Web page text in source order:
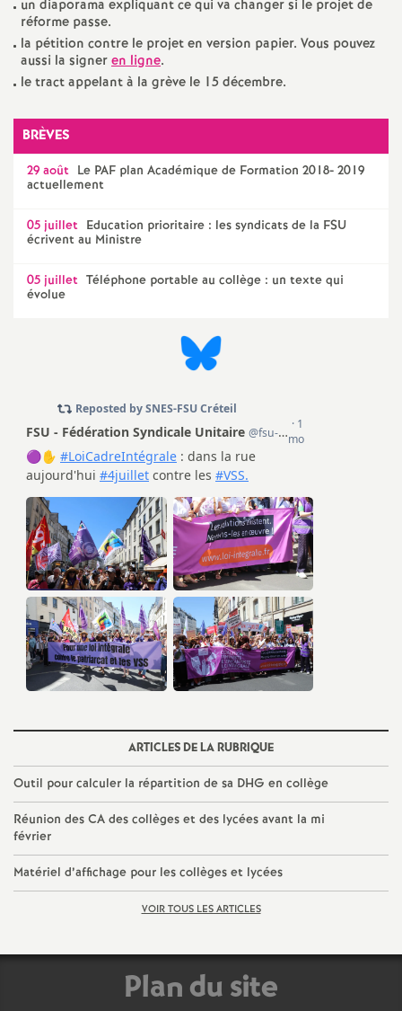
a
d
e
s
n
i
n
e
m
e
t
s
d
e
S
un diaporama expliquant ce qui va changer si le projet de
réforme passe.
la pétition contre le projet en version papier. Vous pouvez
aussi la signeren ligne.
le tract appelant à la grève le 15 décembre.
BRÈVES
29 août Le PAF plan Académique de Formation 2018- 2019
actuellement
05 juillet Education prioritaire : les syndicats de la FSU
écrivent au Ministre
05 juillet Téléphone portable au collège : un texte qui
évolue
ARTICLES DE LA RUBRIQUE
Outil pour calculer la répartition de sa DHG en collège
Réunion des CA des collèges et des lycées avant la mi
février
Matériel d’affichage pour les collèges et lycées
VOIR TOUS LES ARTICLES
Plan du site